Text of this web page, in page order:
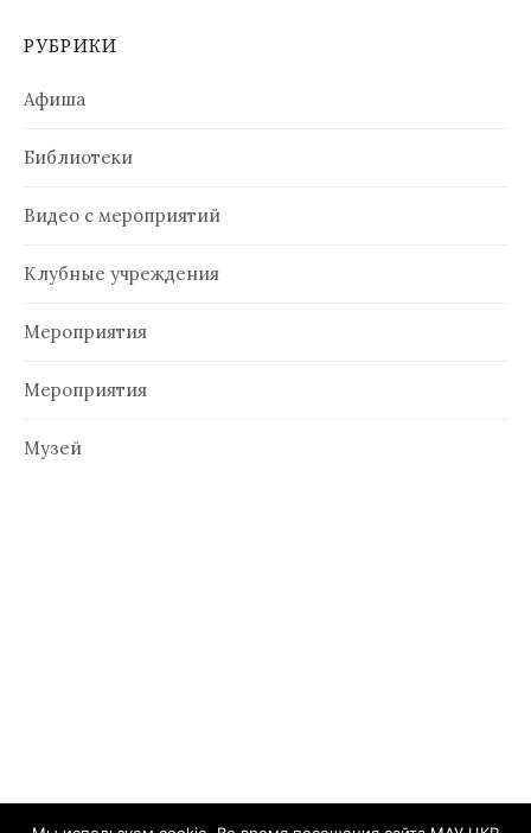
РУБРИКИ
Афиша
Библиотеки
Видео с мероприятий
Клубные учреждения
Мероприятия
Мероприятия
Музей